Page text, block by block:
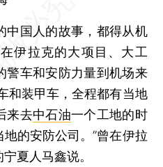
中国人的故事，都得从机
伊拉克的大项目、大工
警车和安防力量到机场来
和装甲车，全程都有当地
来去中石油一个工地的时
的安防公司。”曾在伊拉
夏人马鑫说。